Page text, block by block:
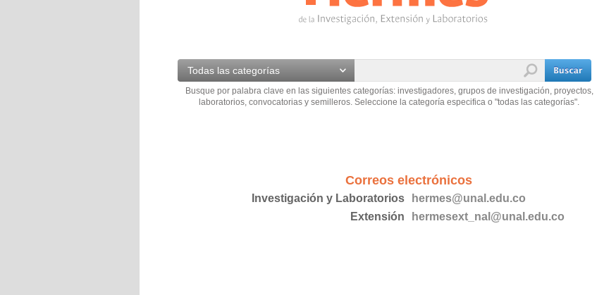
Todas las categorías
Busque por palabra clave en las siguientes categorías: investigadores, grupos de investigación, proyectos,
laboratorios, convocatorias y semilleros. Seleccione la categoría especifica o "todas las categorías".
Correos electrónicos
Investigación y Laboratorios
hermes@unal.edu.co
Extensión
hermesext_nal@unal.edu.co